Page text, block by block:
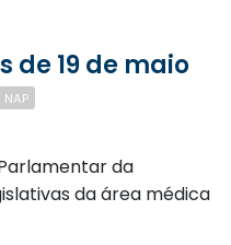
de 19 de maio
NAP
da
da área médica